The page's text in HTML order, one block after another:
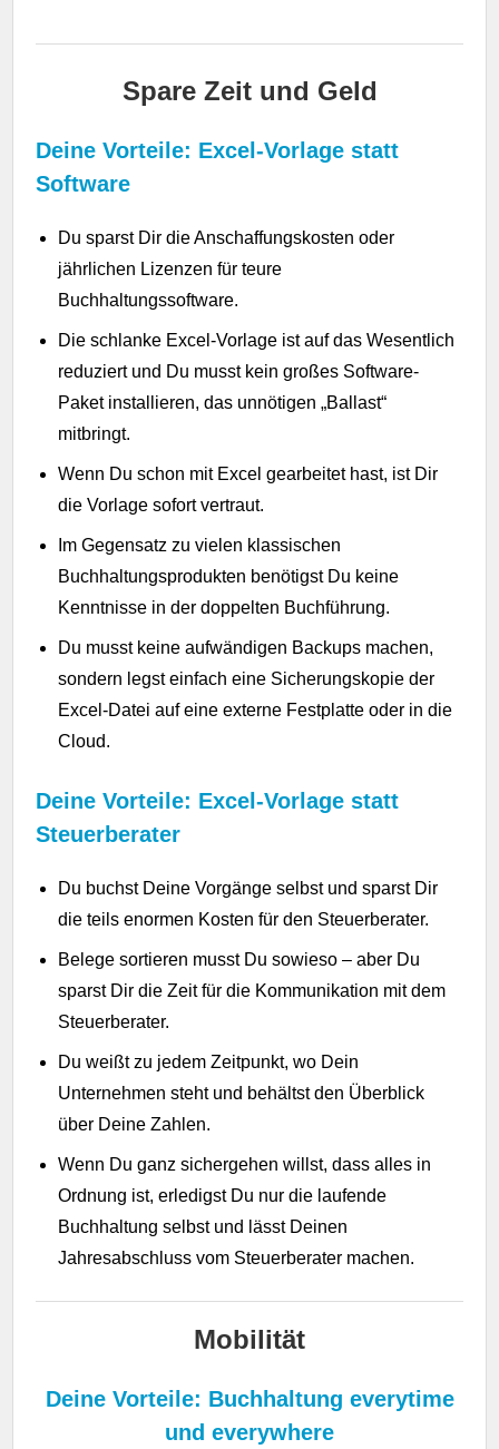
Spare Zeit und Geld
Deine Vorteile: Excel-Vorlage statt
Software
Du sparst Dir die Anschaffungskosten oder
jährlichen Lizenzen für teure
Buchhaltungssoftware.
Die schlanke Excel-Vorlage ist auf das Wesentlich
reduziert und Du musst kein großes Software-
Paket installieren, das unnötigen „Ballast“
mitbringt.
Wenn Du schon mit Excel gearbeitet hast, ist Dir
die Vorlage sofort vertraut.
Im Gegensatz zu vielen klassischen
Buchhaltungsprodukten benötigst Du keine
Kenntnisse in der doppelten Buchführung.
Du musst keine aufwändigen Backups machen,
sondern legst einfach eine Sicherungskopie der
Excel-Datei auf eine externe Festplatte oder in die
Cloud.
Deine Vorteile: Excel-Vorlage statt
Steuerberater
Du buchst Deine Vorgänge selbst und sparst Dir
die teils enormen Kosten für den Steuerberater.
Belege sortieren musst Du sowieso – aber Du
sparst Dir die Zeit für die Kommunikation mit dem
Steuerberater.
Du weißt zu jedem Zeitpunkt, wo Dein
Unternehmen steht und behältst den Überblick
über Deine Zahlen.
Wenn Du ganz sichergehen willst, dass alles in
Ordnung ist, erledigst Du nur die laufende
Buchhaltung selbst und lässt Deinen
Jahresabschluss vom Steuerberater machen.
Mobilität
Deine Vorteile: Buchhaltung everytime
und everywhere